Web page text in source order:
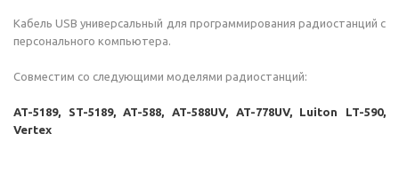
Кабель USB универсальный для программирования радиостанций с
персонального компьютера.
Совместим со следующими моделями радиостанций:
AT-5189, ST-5189, AT-588, AT-588UV, AT-778UV, Luiton LT-590,
Vertex